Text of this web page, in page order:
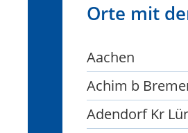
Orte mit
Aachen
Achim b
Adendorf Kr